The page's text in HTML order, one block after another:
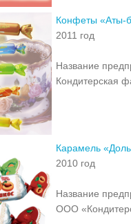
Конфеты «Аты-
2011 год
Название
Кондитерская
Карамель
2010 год
Название
ООО